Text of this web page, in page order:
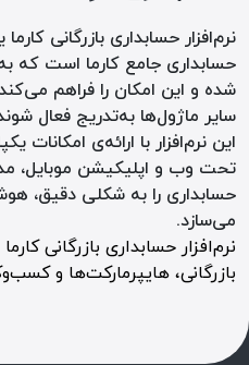
نرم‌افزار حسابداری بازرگانی
حسابداری جامع کارما است که
شده و این امکان را فراهم
سایر ماژول‌ها به‌تدریج فعال
این نرم‌افزار با ارائه‌ی امکانات
تحت وب و اپلیکیشن موبایل،
حسابداری را به شکلی دقیق،
می‌سازد.
نرم‌افزار حسابداری بازرگانی
بازرگانی، هایپرمارکت‌ها و